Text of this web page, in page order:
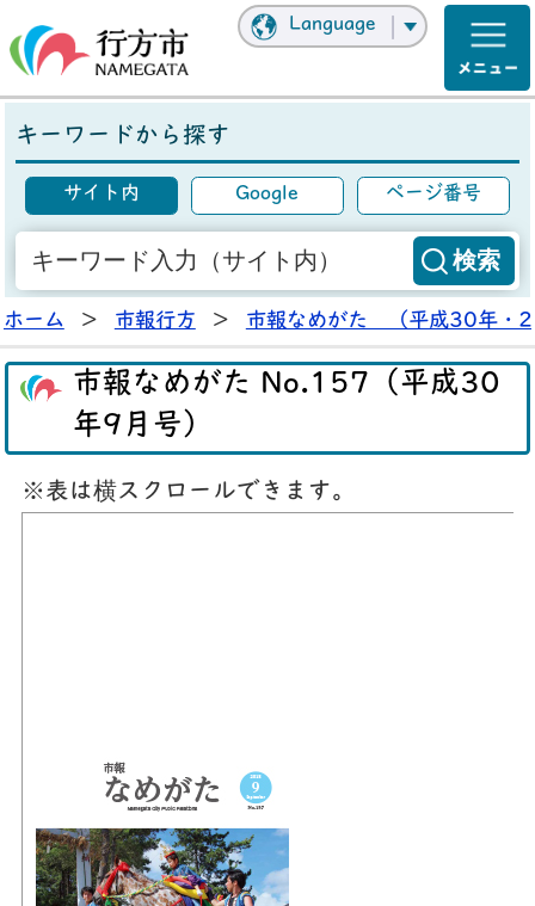
Language
キーワードから探す
サイト内 Google ページ番号
ホーム > 市報行方 > 市報なめがた （平成30年・
市報なめがた No.157（平成30
年9月号）
※表は横スクロールできます。